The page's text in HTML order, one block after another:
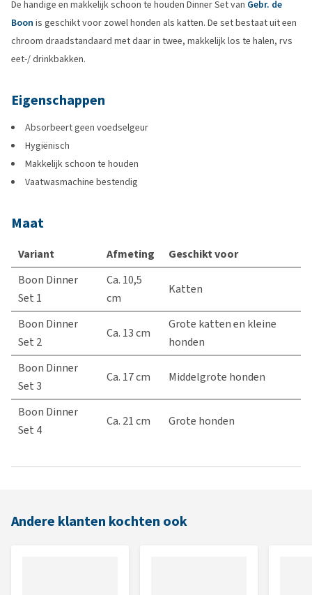
De handige en makkelijk schoon te houden Dinner Set van Gebr. de
Boon is geschikt voor zowel honden als katten. De set bestaat uit een
chroom draadstandaard met daar in twee, makkelijk los te halen, rvs
eet-/ drinkbakken.
Eigenschappen
Absorbeert geen voedselgeur
Hygiënisch
Makkelijk schoon te houden
Vaatwasmachine bestendig
Maat
Variant Afmeting
Geschikt voor
Boon Dinner
Set 1
Ca. 10,5
cm
Katten
Boon Dinner
Set 2
Ca. 13 cm
Grote katten en kleine
honden
Boon Dinner
Set 3
Ca. 17 cm Middelgrote honden
Boon Dinner
Set 4
Ca. 21 cm Grote honden
Andere klanten kochten ook